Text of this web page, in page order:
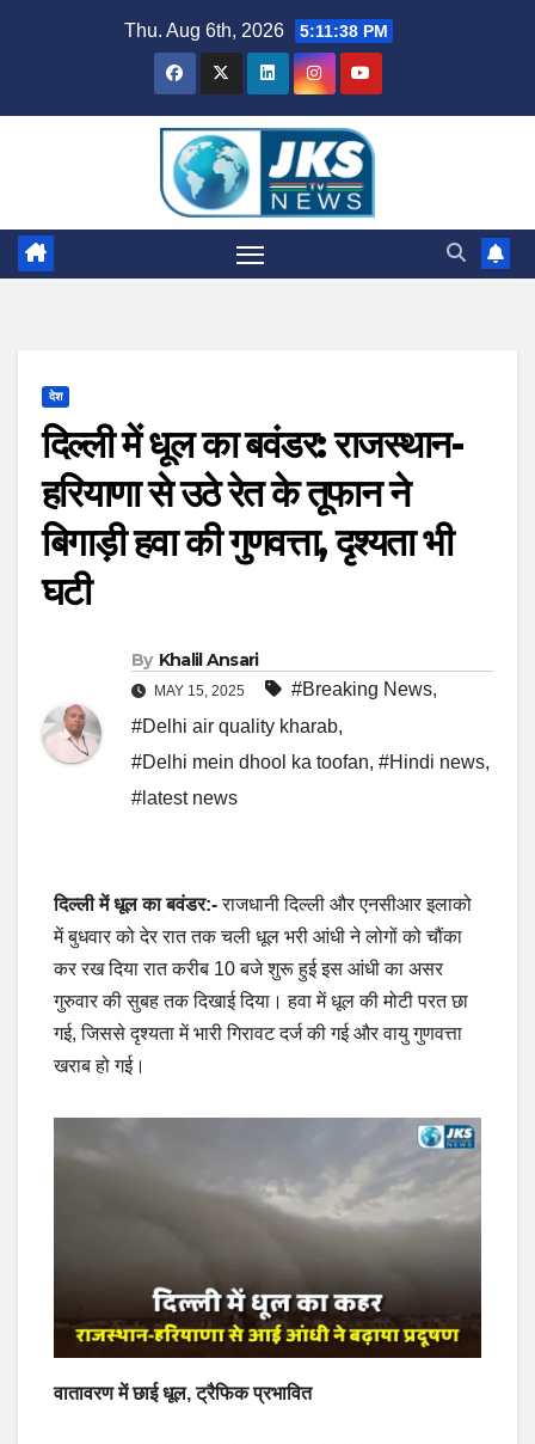
Thu. Aug 6th, 2026 5:11:39 PM
देश
दिल्ली में धूल का बवंडर: राजस्थान-
हरियाणा से उठे रेत के तूफान ने
बिगाड़ी हवा की गुणवत्ता, दृश्यता भी
घटी
By Khalil Ansari
MAY 15, 2025 #Breaking News,
#Delhi air quality kharab,
#Delhi mein dhool ka toofan, #Hindi news,
#latest news
दिल्ली में धूल का बवंडर:-राजधानी दिल्ली और एनसीआर इलाको
में बुधवार को देर रात तक चली धूल भरी आंधी ने लोगों को चौंका
कर रख दिया रात करीब 10 बजे शुरू हुई इस आंधी का असर
गुरुवार की सुबह तक दिखाई दिया। हवा में धूल की मोटी परत छा
गई, जिससे दृश्यता में भारी गिरावट दर्ज की गई और वायु गुणवत्ता
खराब हो गई।
वातावरण में छाई धूल, ट्रैफिक प्रभावित